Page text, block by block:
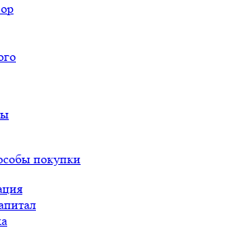
покупки